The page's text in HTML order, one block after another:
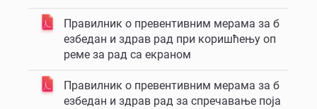
Правилник о превентивним мерама за б
езбедан и здрав рад при коришћењу оп
реме за рад са екраном
Правилник о превентивним мерама за б
езбедан и здрав рад за спречавање поја